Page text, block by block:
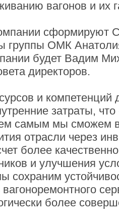
вагонов и их
сформируют
группы ОМК
будет Вадим
директоров.
и компетенций
затраты,
самым мы сможем
отрасли через
более
и улучшения
сохраним
более